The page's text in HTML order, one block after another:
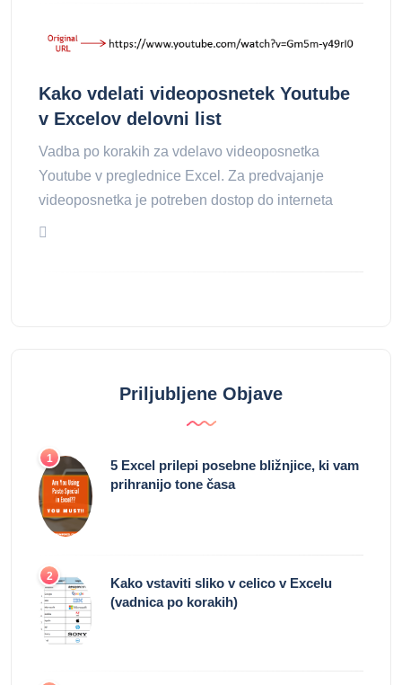
Kako vdelati videoposnetek Youtube
v Excelov delovni list
Vadba po korakih za vdelavo videoposnetka
Youtube v preglednice Excel. Za predvajanje
videoposnetka je potreben dostop do interneta
Priljubljene Objave
1
5 Excel prilepi posebne bližnjice, ki vam
prihranijo tone časa
2
Kako vstaviti sliko v celico v Excelu
(vadnica po korakih)